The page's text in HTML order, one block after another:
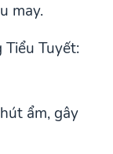
may.
Tuyết:
ẩm, gây